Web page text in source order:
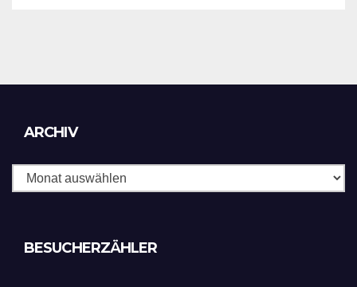
ARCHIV
BESUCHERZÄHLER